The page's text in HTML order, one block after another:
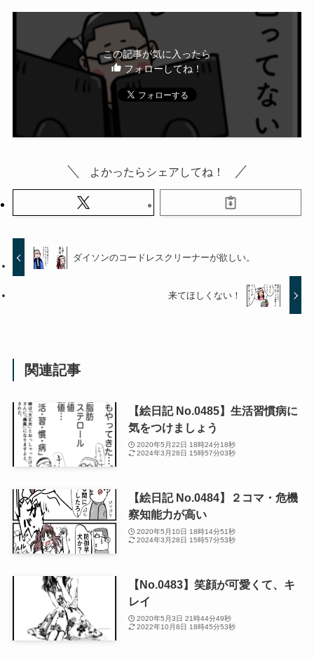
この記事が気に入ったら
フォローしてね！
よかったらシェアしてね！
ダイソンのコードレスクリーナーが欲しい。
来てほしくない！
関連記事
【絵日記 No.0485】生活習慣病に
気をつけましょう
2020年5月22日 18時24分18秒
2024年3月28日 15時57分03秒
【絵日記 No.0484】２コマ・危機
察知能力が高い
2020年5月10日 18時14分51秒
2024年3月28日 15時57分53秒
【No.0483】笑顔が可愛くて、キ
レイ
2020年5月3日 21時44分49秒
2022年10月8日 18時45分53秒